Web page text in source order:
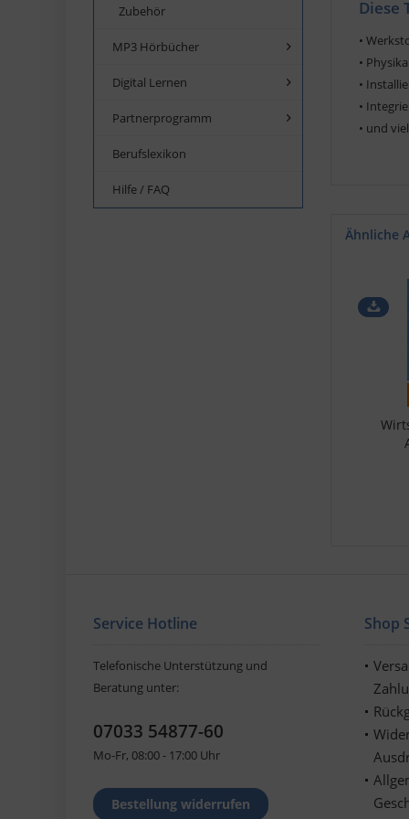
Zubehör
MP3 Hörbücher
Digital Lernen
Partnerprogramm
Berufslexikon
Hilfe / FAQ
Diese
•
•
•
•
• und
Ähnliche
Service Hotline
Telefonische Unterstützung und
Beratung unter:
07033 54877-60
Mo-Fr, 08:00 - 17:00 Uhr
Bestellung widerrufen
Shop